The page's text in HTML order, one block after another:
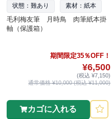
状態：難あり 素材：紙本
毛利梅友筆 月時鳥 肉筆紙本掛
軸（保護箱）
期間限定35％OFF！
¥6,500
(税込 ¥7,150)
通常価格 ¥10,000 (税込 ¥11,000)
カゴに入れる